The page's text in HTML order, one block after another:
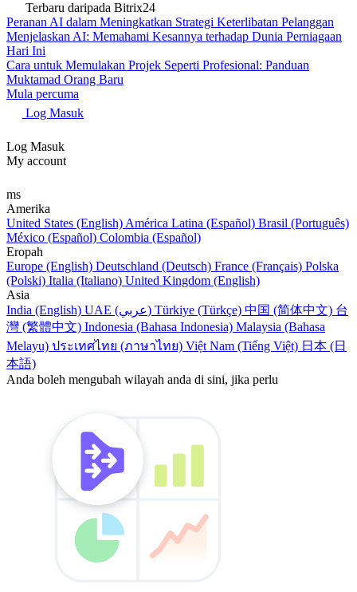
Terbaru daripada Bitrix24
Peranan AI dalam Meningkatkan Strategi Keterlibatan Pelanggan
Menjelaskan AI: Memahami Kesannya terhadap Dunia Perniagaan
Hari Ini
Cara untuk Memulakan Projek Seperti Profesional: Panduan
Muktamad Orang Baru
Mula percuma
Log Masuk
Log Masuk
My account
ms
Amerika
United States (English) América Latina (Español) Brasil (Português)
México (Español) Colombia (Español)
Eropah
Europe (English) Deutschland (Deutsch) France (Français) Polska
(Polski) Italia (Italiano) United Kingdom (English)
Asia
India (English)
UAE (عربي) Türkiye (Türkçe) 中国 (简体中文) 台
灣 (繁體中文) Indonesia (Bahasa Indonesia) Malaysia (Bahasa
Melayu) ประเทศไทย (ภาษาไทย) Việt Nam (Tiếng Việt) 日本 (日
本語)
Anda boleh mengubah wilayah anda di sini, jika perlu